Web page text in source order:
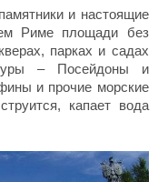
и настоящие
Риме площади без
парках и садах
– Посейдоны и
и прочие морские
капает вода